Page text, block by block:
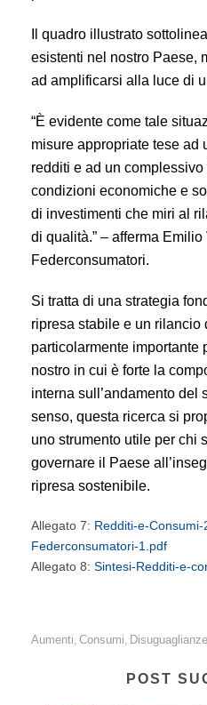
Il quadro illustrato
esistenti nel nostro Paese,
ad amplificarsi alla luce di
“È evidente come tale
misure appropriate tese ad
redditi e ad un
condizioni economiche e
di investimenti che miri al
di qualità.” – afferma
Federconsumatori.
Si tratta di una strategia
ripresa stabile e un rilancio
particolarmente importante
nostro in cui è forte la
interna sull’andamento del
senso, questa ricerca si
uno strumento utile per chi
governare il Paese
ripresa sostenibile.
Allegato 7: Redditi-e-
Federconsumatori-1.pdf
Allegato 8: Sintesi-Redditi-e-
Aumenti, Consumi, Disuguaglianze
POST